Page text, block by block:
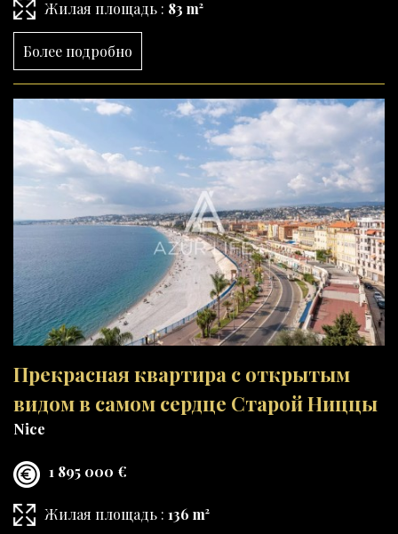
Жилая площадь : 83 m²
Более подробно
Прекрасная квартира с открытым
видом в самом сердце Старой Ниццы
Nice
1 895 000 €
Жилая площадь : 136 m²